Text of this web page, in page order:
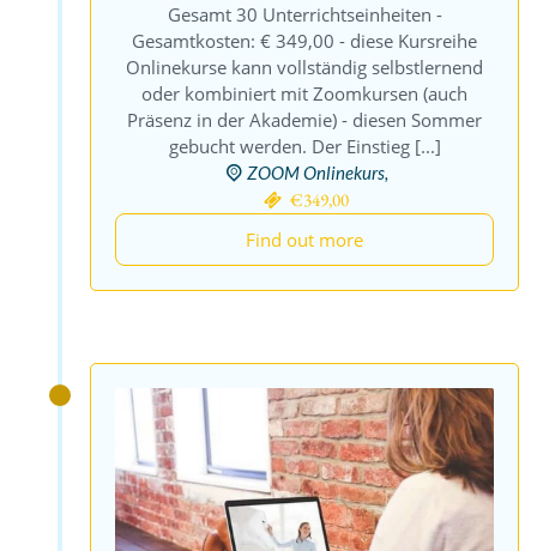
Gesamt 30 Unterrichtseinheiten -
Gesamtkosten: € 349,00 - diese Kursreihe
Onlinekurse kann vollständig selbstlernend
oder kombiniert mit Zoomkursen (auch
Präsenz in der Akademie) - diesen Sommer
gebucht werden. Der Einstieg [...]
ZOOM Onlinekurs,
€349,00
Find out more